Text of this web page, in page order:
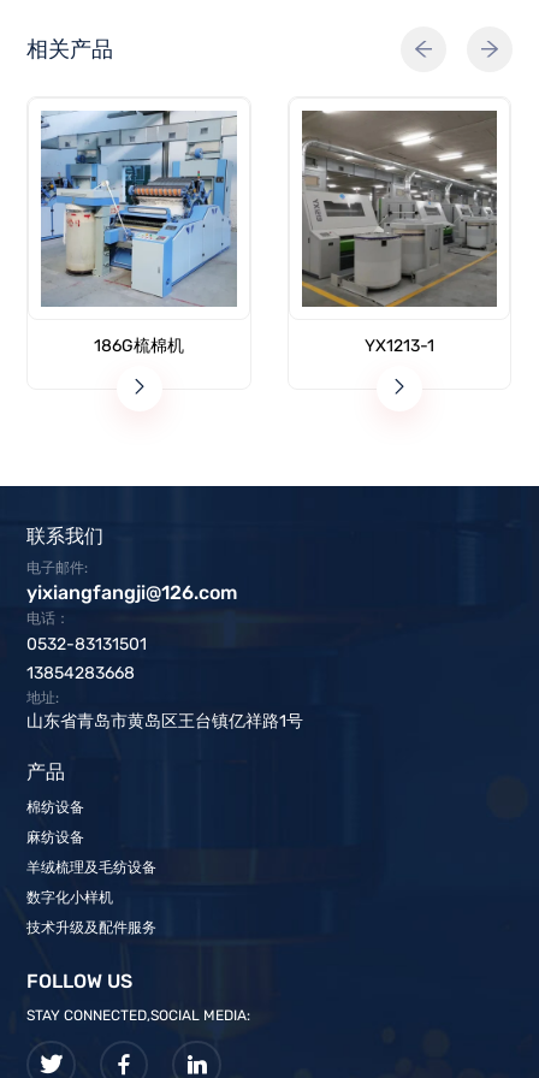
相关产品
186G梳棉机 YX1213-1
联系我们
电子邮件:
yixiangfangji@126.com
电话：
0532-83131501
13854283668
地址:
山东省青岛市黄岛区王台镇亿祥路1号
产品
棉纺设备
麻纺设备
羊绒梳理及毛纺设备
数字化小样机
技术升级及配件服务
FOLLOW US
STAY CONNECTED,SOCIAL MEDIA: